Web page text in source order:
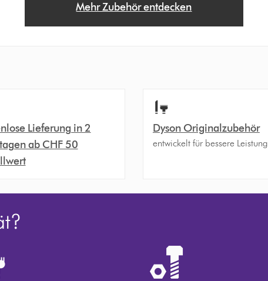
Mehr Zubehör entdecken
Lieferung in 2
ab CHF 50
Dyson Originalzubehör
entwickelt für bessere Leistung